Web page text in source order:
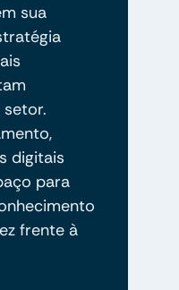
sua
digitais
para
frente à